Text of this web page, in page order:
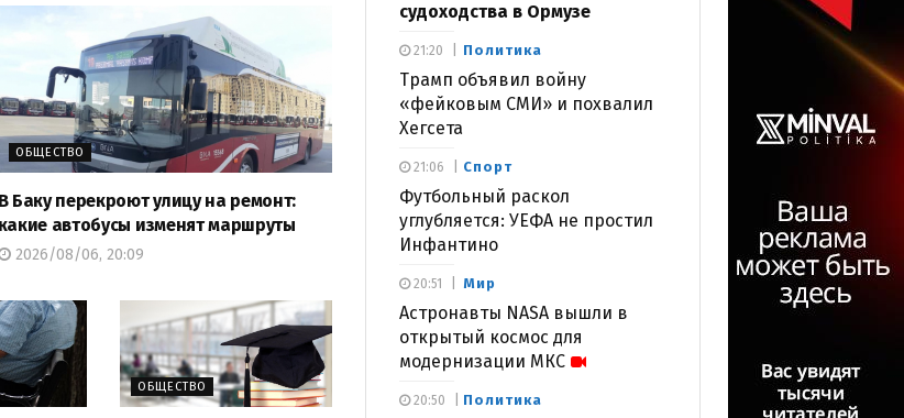
ОБЩЕСТВО
В Баку перекроют улицу на ремонт:
какие автобусы изменят маршруты
2026/08/06, 20:09
ОБЩЕСТВО
судоходства в Ормузе
Политика
Трамп объявил войну
«фейковым СМИ» и похвалил
Хегсета
21:20
Спорт
Футбольный раскол
углубляется: УЕФА не простил
Инфантино
21:06
Мир
Астронавты NASA вышли в
открытый космос для
модернизации МКС
20:51
Политика
20:50